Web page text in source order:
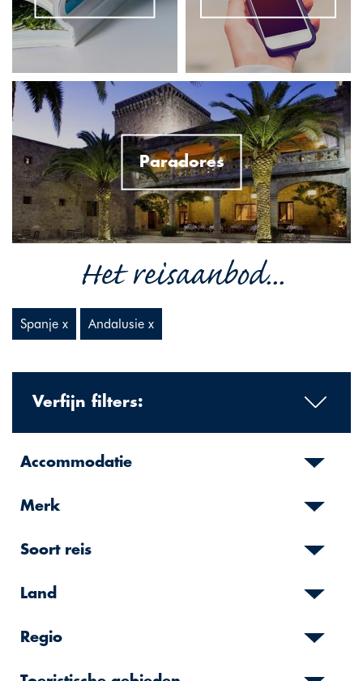
Paradores
Het reisaanbod...
Spanje x Andalusie x
Verfijn filters:
Accommodatie
Merk
Soort reis
Land
Regio